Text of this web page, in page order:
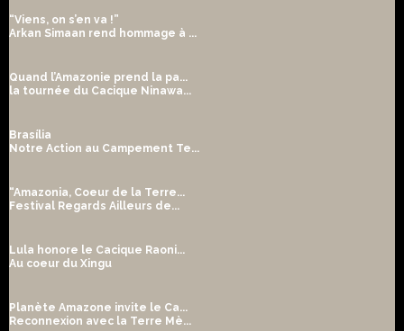
“Viens, on s’en va !”
Arkan Simaan rend hommage à ...
Quand l’Amazonie prend la pa...
la tournée du Cacique Ninawa...
Brasília
Notre Action au Campement Te...
“Amazonia, Coeur de la Terre...
Festival Regards Ailleurs de...
Lula honore le Cacique Raoni...
Au coeur du Xingu
Planète Amazone invite le Ca...
Reconnexion avec la Terre Mè...